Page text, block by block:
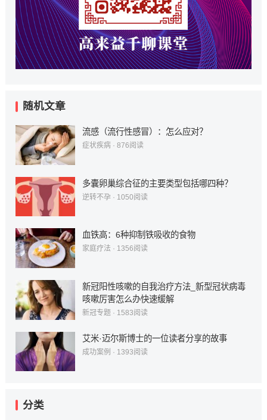
随机文章
流感（流行性感冒）：怎么应对？
症状疾病· 876阅读
多囊卵巢综合征的主要类型包括哪四种？
逆转不孕· 1050阅读
血铁高：6种抑制铁吸收的食物
家庭疗法 · 1356阅读
新冠阳性咳嗽的自我治疗方法_新型冠状病毒
咳嗽厉害怎么办快速缓解
新冠专题 · 1583阅读
艾米·迈尔斯博士的一位读者分享的故事
成功案例 · 1393阅读
分类